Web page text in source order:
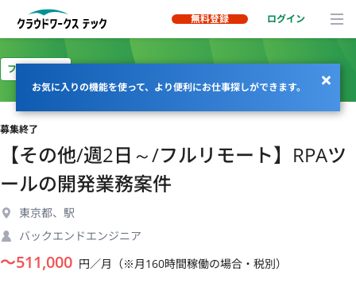
無料登録 ログイン
お気に入りの機能を使って、より便利にお仕事探しができます。
フルリモート
募集終了
【その他/週2日～/フルリモート】RPAツ
ールの開発業務案件
東京都、駅
バックエンドエンジニア
〜511,000 円／月（※月160時間稼働の場合・税別）